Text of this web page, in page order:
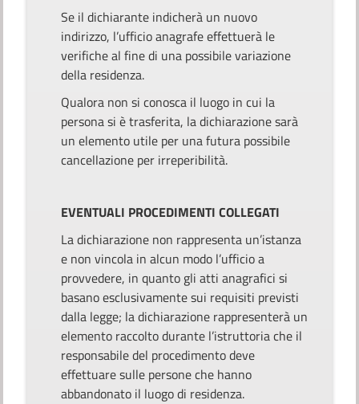
Se il dichiarante indicherà un nuovo
indirizzo, l’ufficio anagrafe effettuerà le
verifiche al fine di una possibile variazione
della residenza.
Qualora non si conosca il luogo in cui la
persona si è trasferita, la dichiarazione sarà
un elemento utile per una futura possibile
cancellazione per irreperibilità.
EVENTUALI PROCEDIMENTI COLLEGATI
La dichiarazione non rappresenta un’istanza
e non vincola in alcun modo l’ufficio a
provvedere, in quanto gli atti anagrafici si
basano esclusivamente sui requisiti previsti
dalla legge; la dichiarazione rappresenterà un
elemento raccolto durante l’istruttoria che il
responsabile del procedimento deve
effettuare sulle persone che hanno
abbandonato il luogo di residenza.